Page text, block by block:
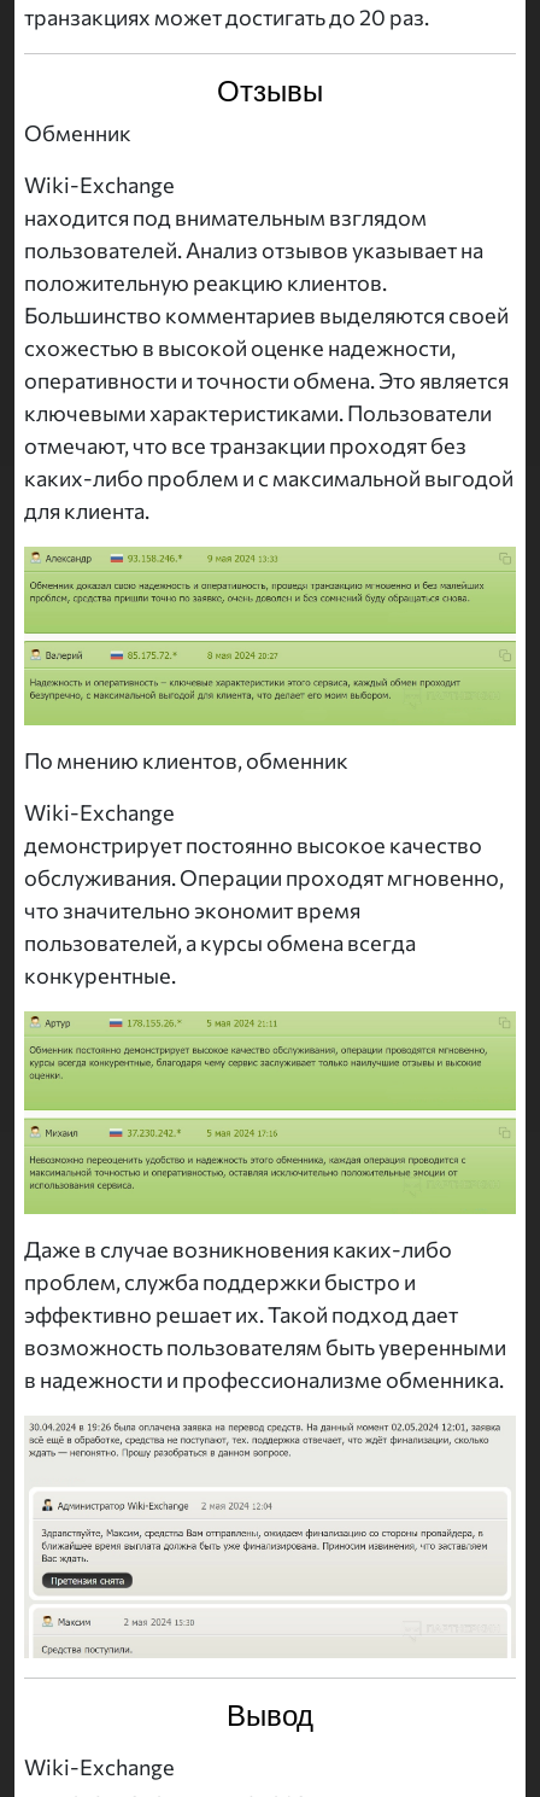
транзакциях может достигать до 20 раз.
Отзывы
Обменник
Wiki-Exchange
находится под внимательным взглядом
пользователей. Анализ отзывов указывает на
положительную реакцию клиентов.
Большинство комментариев выделяются своей
схожестью в высокой оценке надежности,
оперативности и точности обмена. Это является
ключевыми характеристиками. Пользователи
отмечают, что все транзакции проходят без
каких-либо проблем и с максимальной выгодой
для клиента.
По мнению клиентов, обменник
Wiki-Exchange
демонстрирует постоянно высокое качество
обслуживания. Операции проходят мгновенно,
что значительно экономит время
пользователей, а курсы обмена всегда
конкурентные.
Даже в случае возникновения каких-либо
проблем, служба поддержки быстро и
эффективно решает их. Такой подход дает
возможность пользователям быть уверенными
в надежности и профессионализме обменника.
Вывод
Wiki-Exchange